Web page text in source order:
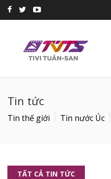
Tin tức
Tin thế giới Tin nước Úc
TẤT CẢ TIN TỨC